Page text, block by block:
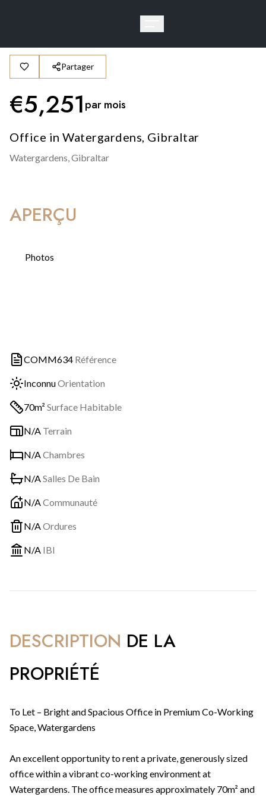
Partager
€5,251par mois
Office in Watergardens, Gibraltar
Watergardens,Gibraltar
APERÇU
Photos
COMM634 Référence
InconnuOrientation
70m² Surface Habitable
N/A Terrain
N/AChambres
N/ASalles De Bain
N/ACommunauté
N/AOrdures
N/A IBI
DESCRIPTION DE LA
PROPRIÉTÉ
To Let – Bright and Spacious Office in Premium Co-Working
Space, Watergardens
An excellent opportunity to rent a private, generously sized
office within a vibrant co-working environment at
Watergardens. The office measures approximately 70m² and